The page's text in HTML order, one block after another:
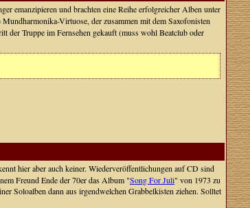
emanzipieren und brachten eine Reihe erfolgreicher Alben unter
Virtuose, der zusammen mit dem Saxofonisten
der Truppe im Fernsehen gekauft (muss wohl Beatclub oder
hier aber auch keiner. Wiederveröffentlichungen auf CD sind
Freund Ende der 70er das Album "Song For Juli" von 1973 zu
Soloalben dann aus irgendwelchen Grabbelkisten ziehen. Solltet